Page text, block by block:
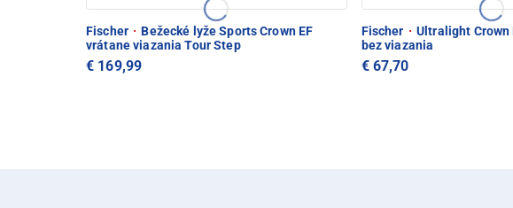
Fischer · Bežecké lyže Sports Crown EF
vrátane viazania Tour Step
€ 169,99
Fischer · Ultralight Crown
bez viazania
€ 67,70